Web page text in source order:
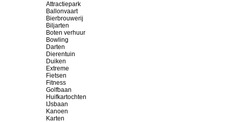
Attractiepark
Ballonvaart
Bierbrouwerij
Biljarten
Boten verhuur
Bowling
Darten
Dierentuin
Duiken
Extreme
Fietsen
Fitness
Golfbaan
Huifkartochten
IJsbaan
Kanoen
Karten